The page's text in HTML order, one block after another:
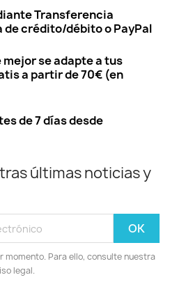
Transferencia
de crédito/débito o PayPal
mejor se adapte a tus
a partir de 70€ (en
de 7 días desde
últimas noticias y
momento. Para ello, consulte nuestra
legal.